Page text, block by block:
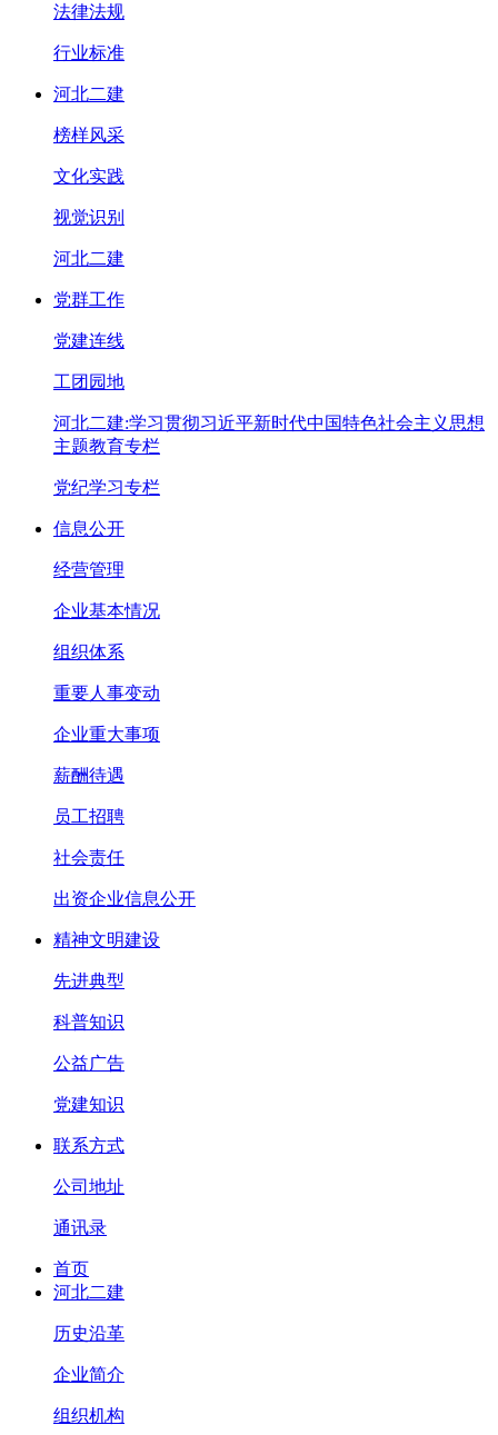
法律法规
行业标准
河北二建
榜样风采
文化实践
视觉识别
河北二建
党群工作
党建连线
工团园地
河北二建:学习贯彻习近平新时代中国特色社会主义思想
主题教育专栏
党纪学习专栏
信息公开
经营管理
企业基本情况
组织体系
重要人事变动
企业重大事项
薪酬待遇
员工招聘
社会责任
出资企业信息公开
精神文明建设
先进典型
科普知识
公益广告
党建知识
联系方式
公司地址
通讯录
首页
河北二建
历史沿革
企业简介
组织机构